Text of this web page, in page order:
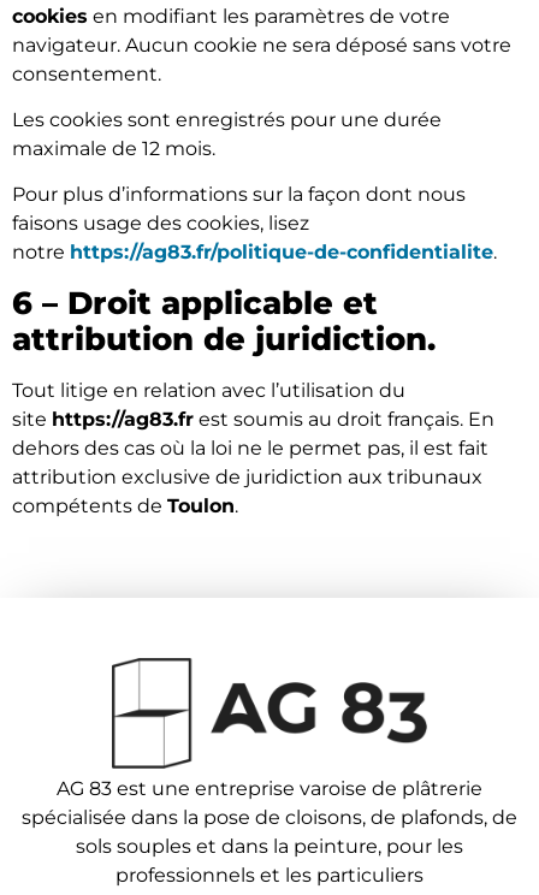
cookies en modifiant les paramètres de votre
navigateur. Aucun cookie ne sera déposé sans votre
consentement.
Les cookies sont enregistrés pour une durée
maximale de 12 mois.
Pour plus d’informations sur la façon dont nous
faisons usage des cookies, lisez
notre https://ag83.fr/politique-de-confidentialite.
6 – Droit applicable et
attribution de juridiction.
Tout litige en relation avec l’utilisation du
site https://ag83.fr est soumis au droit français. En
dehors des cas où la loi ne le permet pas, il est fait
attribution exclusive de juridiction aux tribunaux
compétents de Toulon.
AG 83 est une entreprise varoise de plâtrerie
spécialisée dans la pose de cloisons, de plafonds, de
sols souples et dans la peinture, pour les
professionnels et les particuliers